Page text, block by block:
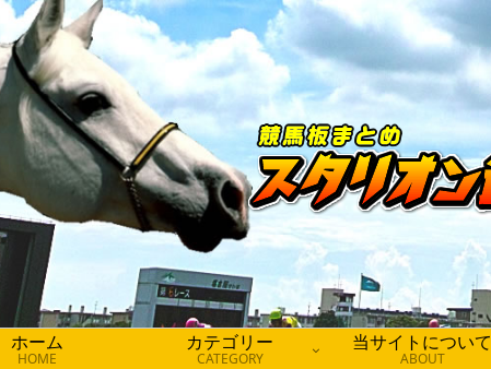
ホーム
HOME
カテゴリー
CATEGORY
当サイトについて
ABOUT